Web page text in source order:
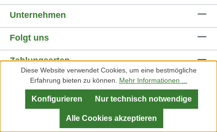
Unternehmen
Folgt uns
Widerruf erklären
Zahlungsarten
Versandarten
Diese Website verwendet Cookies, um eine bestmögliche
Erfahrung bieten zu können. Mehr Informationen ...
Nur technisch notwendige
Konfigurieren
Alle Cookies akzeptieren